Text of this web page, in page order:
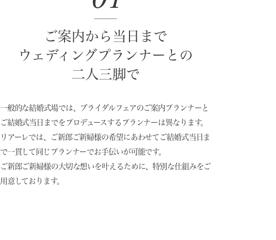
ご案内から当日まで
ウェディングプランナーとの
二人三脚で
一般的な結婚式場では、ブライダルフェアのご案内プランナーと
ご結婚式当日までをプロデュースするプランナーは異なります。
リアーレでは、ご新郎ご新婦様の希望にあわせてご結婚式当日ま
で一貫して同じプランナーでお手伝いが可能です。
ご新郎ご新婦様の大切な想いを叶えるために、特別な仕組みをご
用意しております。